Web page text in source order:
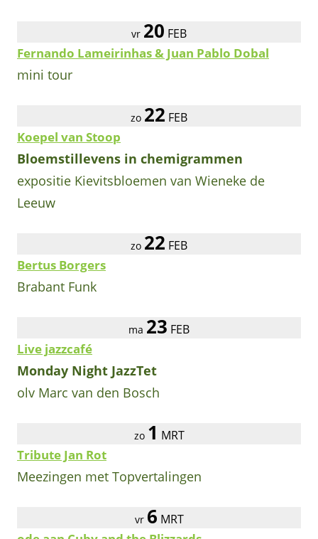
vr 20 FEB
Fernando Lameirinhas & Juan Pablo Dobal
mini tour
zo 22 FEB
Koepel van Stoop
Bloemstillevens in chemigrammen
expositie Kievitsbloemen van Wieneke de
Leeuw
zo 22 FEB
Bertus Borgers
Brabant Funk
ma 23 FEB
Live jazzcafé
Monday Night JazzTet
olv Marc van den Bosch
zo 1 MRT
Tribute Jan Rot
Meezingen met Topvertalingen
vr 6 MRT